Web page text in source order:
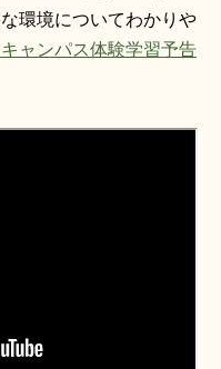
環境についてわかりや
ャンパス体験学習予告